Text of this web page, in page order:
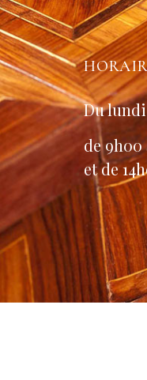
Du
de 9h00
et de